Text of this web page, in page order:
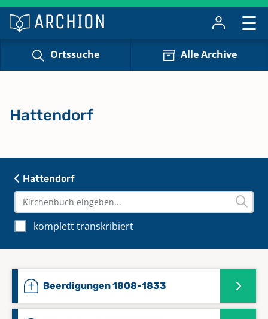
Ortssuche Alle Archive
Hattendorf
komplett transkribiert
Beerdigungen 1808-1833
Hattendorf